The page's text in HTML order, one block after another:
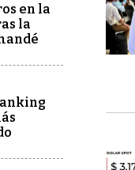
en la
la